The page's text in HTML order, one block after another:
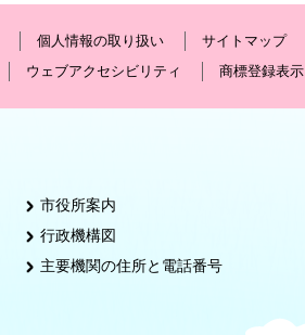
個人情報の取り扱い サイトマップ
ウェブアクセシビリティ 商標登録表示
市役所案内
行政機構図
主要機関の住所と電話番号